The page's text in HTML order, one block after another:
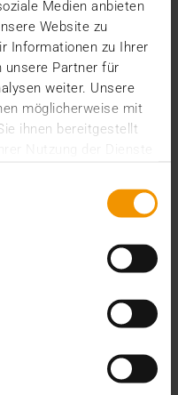
Medien anbieten
Website zu
Informationen zu Ihrer
unsere Partner für
weiter. Unsere
möglicherweise mit
ihnen bereitgestellt